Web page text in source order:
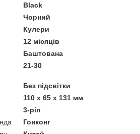
Black
Чорний
Кулери
12 місяців
Баштована
21-30
Без підсвітки
110 х 65 х 131 мм
3-pin
Гонконг